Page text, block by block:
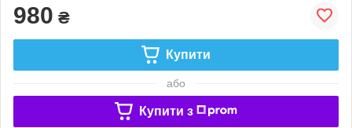
980 ₴
Купити
або
Купити з